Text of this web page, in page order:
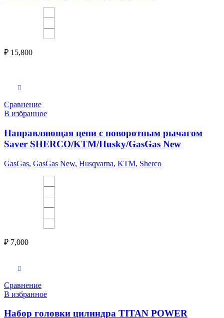
₽ 15,800
Сравнение
В избранное
Направляющая цепи с поворотным рычагом
Saver SHERCO/KTM/Husky/GasGas New
GasGas, GasGas New, Husqvarna, KTM, Sherco
₽ 7,000
Сравнение
В избранное
Набор головки цилиндра TITAN POWER